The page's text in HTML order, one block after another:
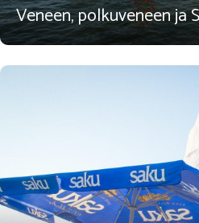
Veneen, polkuveneen ja